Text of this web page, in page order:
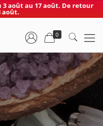
3 août au 17 août. De retour
août.
0